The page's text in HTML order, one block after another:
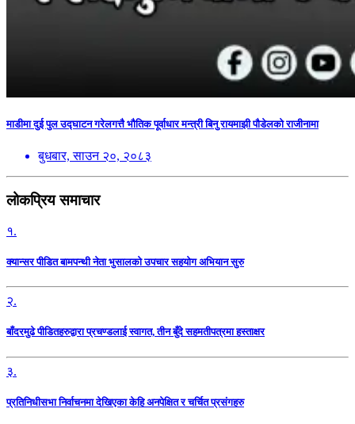
माडीमा दुई पुल उद्घाटन गरेलगत्तै भौतिक पूर्वाधार मन्त्री बिनु रायमाझी पौडेलको राजीनामा
बुधबार, साउन २०, २०८३
लोकप्रिय समाचार
१.
क्यान्सर पीडित बामपन्थी नेता भुसालकाे उपचार सहयोग अभियान सुरु
२.
बाँदरमुढे पीडितहरुद्वारा प्रचण्डलाई स्वागत, तीन बुँदे सहमतीपत्रमा हस्ताक्षर
३.
प्रतिनिधीसभा निर्वाचनमा देखिएका केहि अनपेक्षित र चर्चित प्रसंगहरु